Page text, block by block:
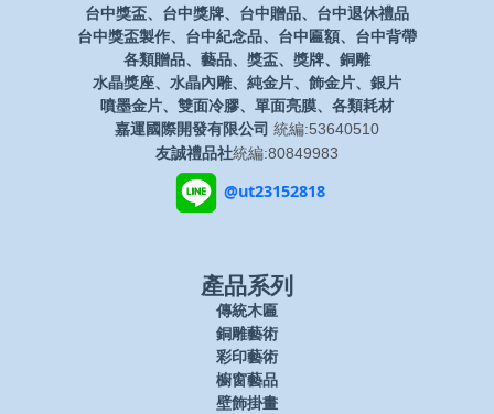
台中獎盃、台中獎牌、台中贈品、台中退休禮品
台中獎盃製作、台中紀念品、台中匾額、台中背帶
各類贈品、藝品、獎盃、獎牌、銅雕
水晶獎座、水晶內雕、純金片、飾金片、銀片
噴墨金片、雙面冷膠、單面亮膜、各類耗材
嘉運國際開發有限公司 統編:53640510
友誠禮品社統編:80849983
@ut23152818
產品系列
傳統木匾
銅雕藝術
彩印藝術
櫥窗藝品
壁飾掛畫